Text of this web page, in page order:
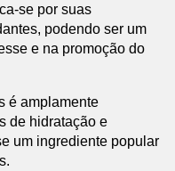
se por suas
podendo ser um
e na promoção do
é amplamente
de hidratação e
um ingrediente popular